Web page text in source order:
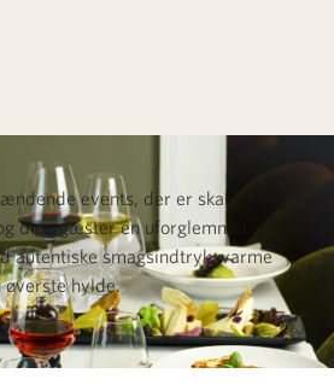
events, der er skabt med
dine gæster en uforglemmelig
autentiske smagsindtryk, varme
øverste hylde.